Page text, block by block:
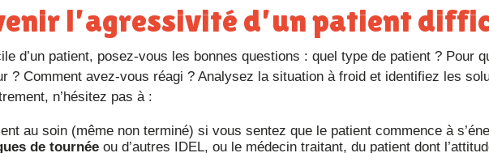
l’agressivité d’un patient
? Comment avez-vous réagi ? Analysez la situation à froid et identifiez les
n’hésitez pas à :
au soin (même non terminé) si vous sentez que le patient commence à
de tournée ou d’autres IDEL, ou le médecin traitant, du patient dont